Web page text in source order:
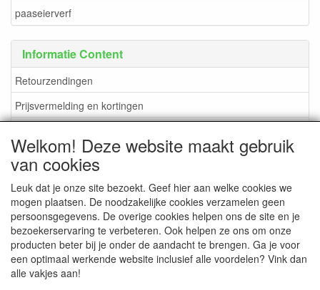
paaseierverf
Informatie Content
Retourzendingen
Prijsvermelding en kortingen
Betaalmogelijkheden
CONTACTGEGEVENS
www.DuBoShop.nl
Lisserweg 481-B
2165 AS Lisserbroek
Welkom! Deze website maakt gebruik
van cookies
Leuk dat je onze site bezoekt. Geef hier aan welke cookies we
mogen plaatsen. De noodzakelijke cookies verzamelen geen
persoonsgegevens. De overige cookies helpen ons de site en je
bezoekerservaring te verbeteren. Ook helpen ze ons om onze
producten beter bij je onder de aandacht te brengen. Ga je voor
een optimaal werkende website inclusief alle voordelen? Vink dan
alle vakjes aan!